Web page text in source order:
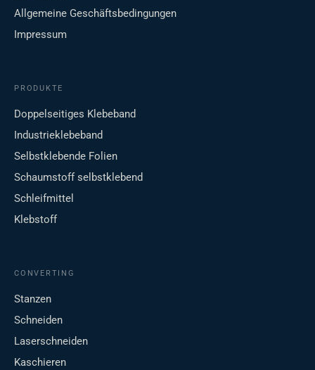
Allgemeine Geschäftsbedingungen
Impressum
PRODUKTE
Doppelseitiges Klebeband
Industrieklebeband
Selbstklebende Folien
Schaumstoff selbstklebend
Schleifmittel
Klebstoff
CONVERTING
Stanzen
Schneiden
Laserschneiden
Kaschieren